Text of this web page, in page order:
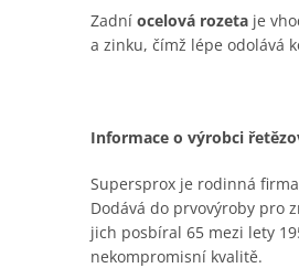
Zadní ocelová rozeta je
a zinku, čímž lépe odolává
Informace o výrobci
Supersprox je rodinná
Dodává do prvovýroby pro
jich posbíral 65 mezi lety
nekompromisní kvalitě.